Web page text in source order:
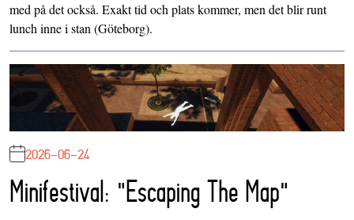
med på det också. Exakt tid och plats kommer, men det blir runt
lunch inne i stan (Göteborg).
2026-06-24
Minifestival: "Escaping The Map"